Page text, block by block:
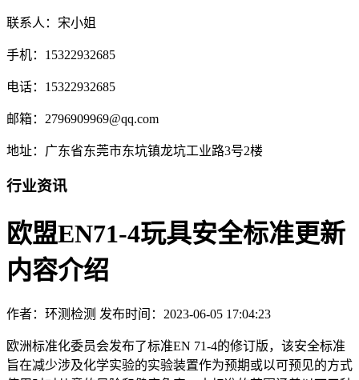
联系人：宋小姐
手机：15322932685
电话：15322932685
邮箱：2796909969@qq.com
地址：广东省东莞市东坑镇龙坑工业路3号2楼
行业资讯
欧盟EN71-4玩具安全标准更新
内容介绍
作者：环测检测 发布时间：2023-06-05 17:04:23
欧洲标准化委员会发布了标准EN 71-4的修订版，该安全标准
旨在减少涉及化学实验的实验装置作为预期或以可预见的方式